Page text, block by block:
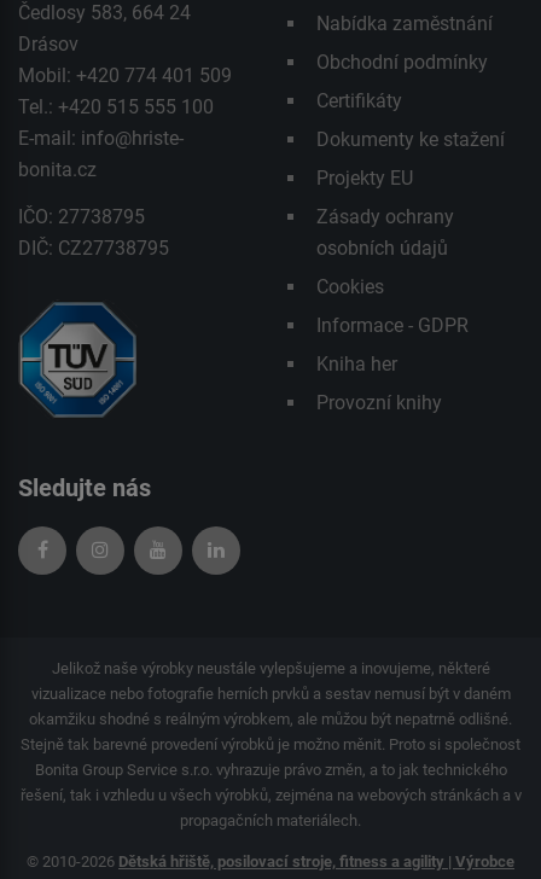
Čedlosy 583, 664 24
Drásov
Mobil: +420 774 401 509
Tel.: +420 515 555 100
E-mail: info@hriste-
bonita.cz
IČO: 27738795
DIČ: CZ27738795
Nabídka zaměstnání
Obchodní podmínky
Certifikáty
Dokumenty ke stažení
Projekty EU
Zásady ochrany
osobních údajů
Cookies
Informace - GDPR
Kniha her
Provozní knihy
Sledujte nás
Jelikož naše výrobky neustále vylepšujeme a inovujeme, některé
vizualizace nebo fotografie herních prvků a sestav nemusí být v daném
okamžiku shodné s reálným výrobkem, ale můžou být nepatrně odlišné.
Stejně tak barevné provedení výrobků je možno měnit. Proto si společnost
Bonita Group Service s.r.o. vyhrazuje právo změn, a to jak technického
řešení, tak i vzhledu u všech výrobků, zejména na webových stránkách a v
propagačních materiálech.
© 2010-2026 Dětská hřiště, posilovací stroje, fitness a agility | Výrobce